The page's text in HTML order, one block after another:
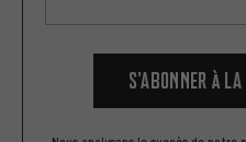
S’abonner à